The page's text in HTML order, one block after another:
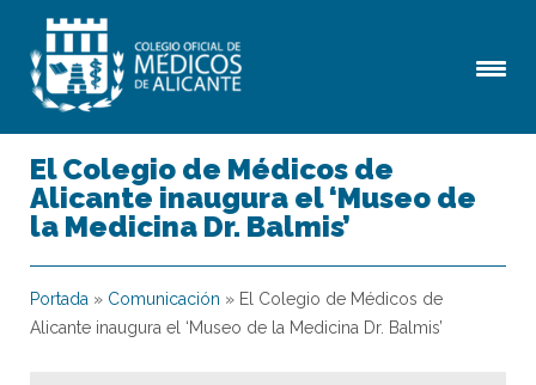
El Colegio de Médicos de
Alicante inaugura el ‘Museo de
la Medicina Dr. Balmis’
Portada » Comunicación » El Colegio de Médicos de
Alicante inaugura el ‘Museo de la Medicina Dr. Balmis’